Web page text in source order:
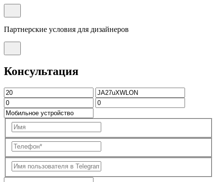
Партнерские условия для дизайнеров
Консультация